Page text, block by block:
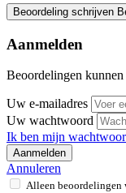
Beoordeling schrijven
Aanmelden
Beoordelingen
Uw e-mailadres
Uw wachtwoord
Ik ben mijn
Aanmelden
Annuleren
Alleen beoordelingen